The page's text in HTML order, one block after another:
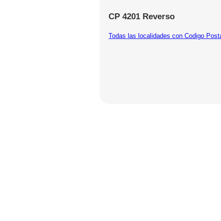
CP 4201 Reverso
Todas las localidades con Codigo